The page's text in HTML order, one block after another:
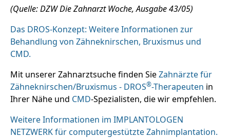
(Quelle: DZW Die Zahnarzt Woche, Ausgabe 43/05)
Das DROS-Konzept: Weitere Informationen zur
Behandlung von Zähneknirschen, Bruxismus und
CMD.
Mit unserer Zahnarztsuche finden SieZahnärzte für
Zähneknirschen/Bruxismus - DROS®-Therapeuten in
Ihrer Nähe und CMD-Spezialisten, die wir empfehlen.
Weitere Informationen im IMPLANTOLOGEN
NETZWERK für computergestützte Zahnimplantation.